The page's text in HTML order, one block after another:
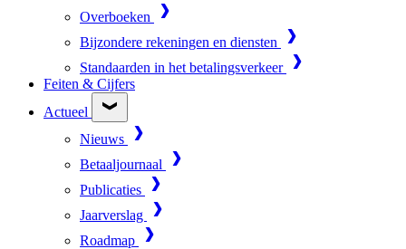
Overboeken
Bijzondere rekeningen en diensten
Standaarden in het betalingsverkeer
Feiten & Cijfers
Actueel
Nieuws
Betaaljournaal
Publicaties
Jaarverslag
Roadmap